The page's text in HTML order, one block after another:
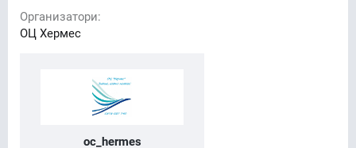
Организатори:
ОЦ Хермес
oc_hermes